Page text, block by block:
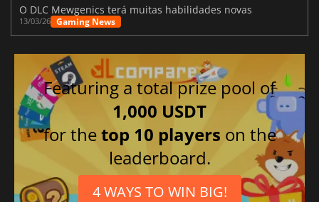
O DLC Mewgenics terá muitas habilidades novas
13/03/26 Gaming News
Featuring a total prize pool of
1,000 USDT
for thetop 10 players on the
leaderboard.
4 WAYS TO WIN BIG!